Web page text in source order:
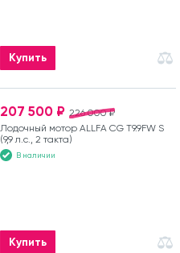
Купить
226 000 ₽
207 500 ₽
Лодочный мотор ALLFA CG T9.9FW S
(9,9 л.с., 2 такта)
В наличии
Купить